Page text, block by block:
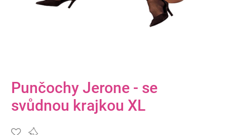
Punčochy Jerone - se
svůdnou krajkou XL